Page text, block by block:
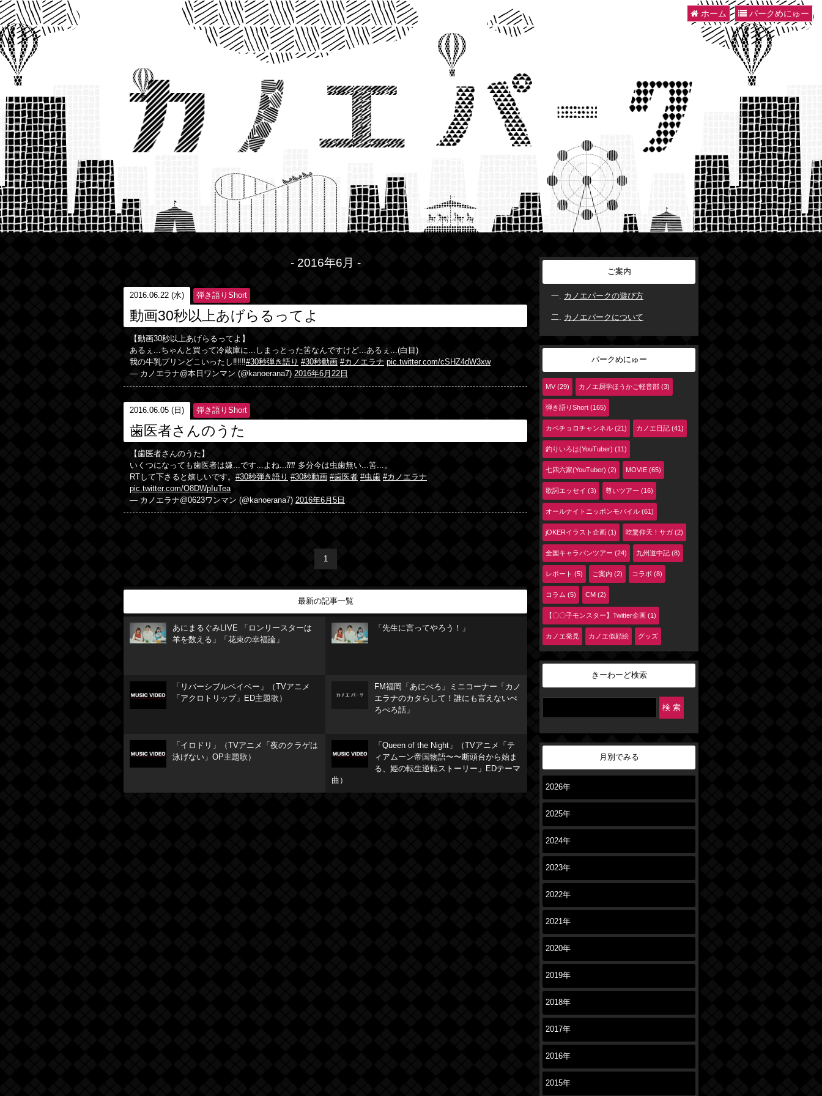
ホーム パークめにゅー
- 2016年6月 -
2016.06.22 (水) 弾き語りShort
動画30秒以上あげらるってよ
【動画30秒以上あげらるってよ】
あるぇ...ちゃんと買って冷蔵庫に...しまっとった筈なんですけど...あるぇ...(白目)
我の牛乳プリンどこいったし‼︎‼︎‼︎#30秒弾き語り #30秒動画 #カノエラナ pic.twitter.com/cSHZ4dW3xw
— カノエラナ@本日ワンマン (@kanoerana7) 2016年6月22日
2016.06.05 (日) 弾き語りShort
歯医者さんのうた
【歯医者さんのうた】
いくつになっても歯医者は嫌...です...よね...⁇⁇ 多分今は虫歯無い...筈...。
RTして下さると嬉しいです。 #30秒弾き語り #30秒動画 #歯医者 #虫歯 #カノエラナ
pic.twitter.com/O8DWpIuTea
— カノエラナ@0623ワンマン (@kanoerana7) 2016年6月5日
1
最新の記事一覧
あにまるぐみLIVE 「ロンリースターは
羊を数える」「花束の幸福論」
「先生に言ってやろう！」
「リバーシブルベイベー」（TVアニメ
「アクロトリップ」ED主題歌）
FM福岡「あにぺろ」ミニコーナー「カノ
エラナのカタらして！誰にも言えないぺ
ろぺろ話」
「イロドリ」（TVアニメ「夜のクラゲは
泳げない」OP主題歌）
「Queen of the Night」（TVアニメ「テ
ィアムーン帝国物語〜〜断頭台から始ま
る、姫の転生逆転ストーリー」EDテーマ
曲）
ご案内
カノエパークの遊び方
カノエパークについて
パークめにゅー
MV (29) カノエ厨学ほうかご軽音部 (3)
弾き語りShort (165)
カベチョロチャンネル (21) カノエ日記 (41)
釣りいろは(YouTuber) (11)
七四六家(YouTuber) (2) MOVIE (65)
歌詞エッセイ (3) 尊いツアー (16)
オールナイトニッポンモバイル (61)
jOKERイラスト企画 (1) 吃驚仰天！サガ (2)
全国キャラバンツアー (24) 九州道中記 (8)
レポート (5) ご案内 (2) コラボ (8)
コラム (5) CM (2)
【〇〇子モンスター】Twitter企画 (1)
カノエ発見 カノエ似顔絵 グッズ
きーわーど検索
月別でみる
2026年
2025年
2024年
2023年
2022年
2021年
2020年
2019年
2018年
2017年
2016年
2015年